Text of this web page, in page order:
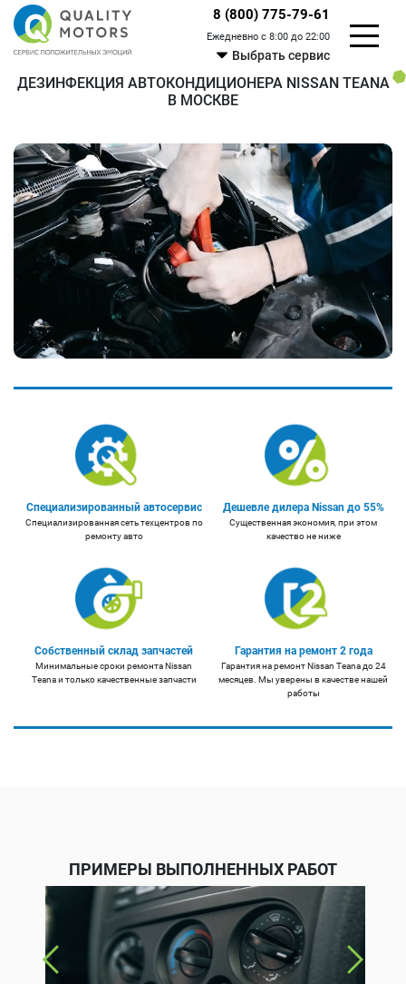
8 (800) 775-79-61
Ежедневно с 8:00 до 22:00
Выбрать сервис
ДЕЗИНФЕКЦИЯ АВТОКОНДИЦИОНЕРА NISSAN TEANA
В МОСКВЕ
Специализированный автосервис
Специализированная сеть техцентров по
ремонту авто
Дешевле дилера Nissan до 55%
Существенная экономия, при этом
качество не ниже
Собственный склад запчастей
Минимальные сроки ремонта Nissan
Teana и только качественные запчасти
Гарантия на ремонт 2 года
Гарантия на ремонт Nissan Teana до 24
месяцев. Мы уверены в качестве нашей
работы
ПРИМЕРЫ ВЫПОЛНЕННЫХ РАБОТ